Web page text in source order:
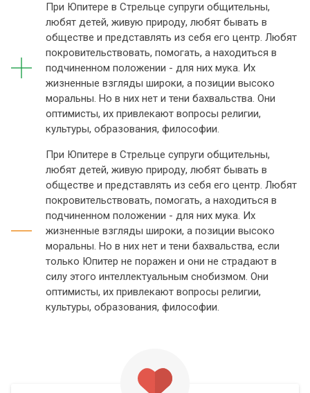
При Юпитере в Стрельце супруги общительны,
любят детей, живую природу, любят бывать в
обществе и представлять из себя его центр. Любят
покровительствовать, помогать, а находиться в
подчиненном положении - для них мука. Их
жизненные взгляды широки, а позиции высоко
моральны. Но в них нет и тени бахвальства. Они
оптимисты, их привлекают вопросы религии,
культуры, образования, философии.
При Юпитере в Стрельце супруги общительны,
любят детей, живую природу, любят бывать в
обществе и представлять из себя его центр. Любят
покровительствовать, помогать, а находиться в
подчиненном положении - для них мука. Их
жизненные взгляды широки, а позиции высоко
моральны. Но в них нет и тени бахвальства, если
только Юпитер не поражен и они не страдают в
силу этого интеллектуальным снобизмом. Они
оптимисты, их привлекают вопросы религии,
культуры, образования, философии.